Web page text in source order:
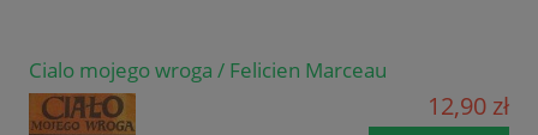
Cialo mojego wroga / Felicien Marceau
12,90 zł